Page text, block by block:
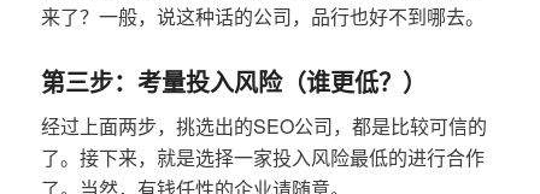
来了？一般，说这种话的公司，品行也好不到哪去。
第三步：考量投入风险（谁更低？）
经过上面两步，挑选出的SEO公司，都是比较可信的
了。接下来，就是选择一家投入风险最低的进行合作